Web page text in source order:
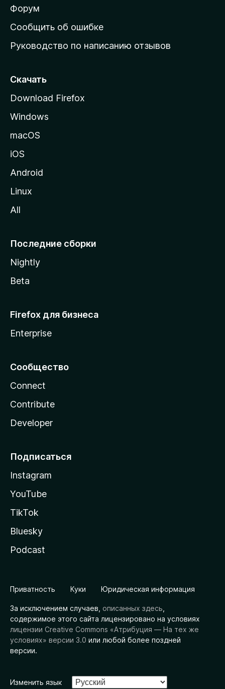
ш
н
ю
т
а
н
у
M
i
l
Форум
Сообщить об ошибке
Руководство по написанию отзывов
Скачать
Download Firefox
Windows
macOS
iOS
Android
Linux
All
Последние сборки
Nightly
Beta
Firefox для бизнеса
Enterprise
Сообщество
Connect
Contribute
Developer
Подписаться
Instagram
YouTube
TikTok
Bluesky
Podcast
Приватность Куки Юридическая информация
За исключением случаев, описанных здесь
содержимое этого сайта лицензировано на условиях
лицензии Creative Commons «Атрибуция — На тех же
условиях» версии 3.0 или любой более поздней
версии.
Изменить язык